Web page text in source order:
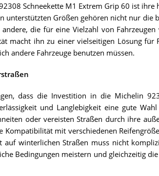
Schneekette M1 Extrem Grip 60 ist
unterstützten Größen gehören nicht nur die
die für eine Vielzahl von
macht ihn zu einer vielseitigen Lösung für
andere Fahrzeuge benutzen müssen.
dass die Investition in die Michelin
und Langlebigkeit eine gute
oder vereisten Straßen durch ihre
Kompatibilität mit verschiedenen
auf winterlichen Straßen muss nicht
Bedingungen meistern und gleichzeitig